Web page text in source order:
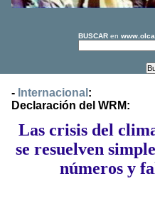
BUSCAR en
- Internacional :
Declaración del WRM:
Las crisis del
se resuelven
números y